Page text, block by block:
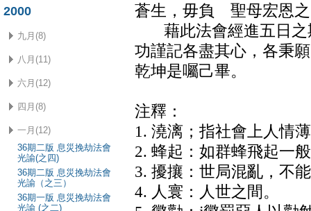
2000
九月(8)
八月(11)
六月(12)
四月(8)
一月(12)
36期二版 息災挽劫法會
光諭(之四)
36期二版 息災挽劫法會
光諭（之三）
36期一版 息災挽劫法會
光諭 (之二)
蒼生，毋負 聖母宏恩
藉此法會經進五日之
功謹記各盡其心，各秉
乾坤是囑己畢。
注釋：
1. 澆漓；指社會上人情
2. 蜂起：如群蜂飛起一
3. 擾攘：世局混亂，不
4. 人寰：人世之間。